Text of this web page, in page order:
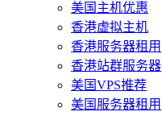
美国主机优惠
香港虚拟主机
香港服务器租用
香港站群服务器
美国VPS推荐
美国服务器租用